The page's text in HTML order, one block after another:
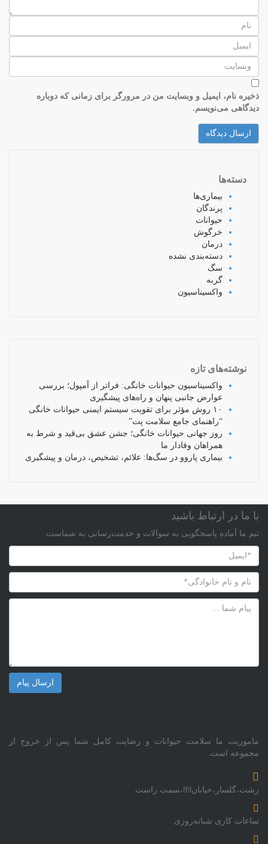
ذخیره نام، ایمیل و وبسایت من در مرورگر برای زمانی که دوباره
دیدگاهی می‌نویسم.
دسته‌ها
بیماری‌ها
پرندگان
حیوانات
خرگوش
درمان
دسته‌بندی نشده
سگ
گربه
واکسیناسیون
نوشته‌های تازه
واکسیناسیون حیوانات خانگی: فراتر از آمپول؛ بررسی
عوارض جانبی پنهان و راه‌های پیشگیری
۱۰ روش مؤثر برای تقویت سیستم ایمنی حیوانات خانگی
“راهنمای جامع سلامت پت”
روز جهانی حیوانات خانگی؛ جشن عشق بی‌قید و شرط به
همراهان وفادار ما
بیماری پاروو در سگ‌ها: علائم، تشخیص، درمان و پیشگیری
با ما در ارتباط باشید
تیم ما آماده پاسخگویی به سوالات و خدمت‌رسانی به شماست.
ماموریت ما سلامت حیوانات و رضایت کامل شما پس از خروج از
مجموعه است.
رشت،گلسار،خیابان89،سمت راست
ساعات کاری شبانه‌روزی